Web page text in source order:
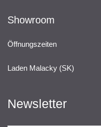
Showroom
Öffnungszeiten
Laden Malacky (SK)
Newsletter